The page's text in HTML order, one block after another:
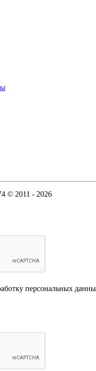
© 2011 - 2026
персональных